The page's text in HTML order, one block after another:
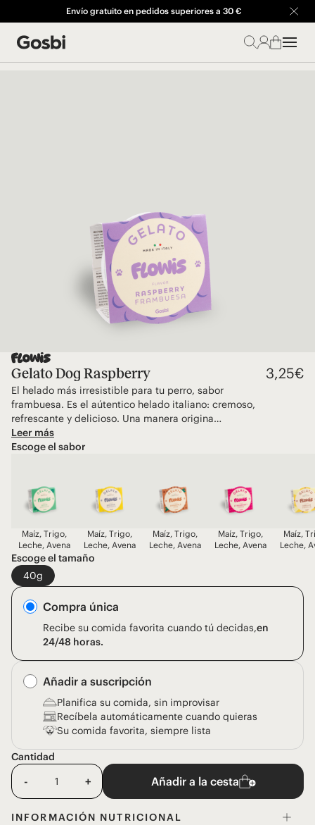
Envío gratuito en pedidos superiores a 30 €
Gelato Dog Raspberry 3,25€
El helado más irresistible para tu perro, sabor
frambuesa. Es el aútentico helado italiano: cremoso,
refrescante y delicioso. Una manera origina…
Leer más
Escoge el sabor
Maíz, Trigo,
Leche, Avena
Maíz, Trigo,
Leche, Avena
Maíz, Trigo,
Leche, Avena
Maíz, Trigo,
Leche, Avena
Maíz,
Leche,
Escoge el tamaño
40g
Compra única
Recibe su comida favorita cuando tú decidas,en
24/48 horas.
Añadir a suscripción
Planifica su comida, sin improvisar
Recíbela automáticamente cuando quieras
Su comida favorita, siempre lista
Cantidad
- + Añadir a la cesta
INFORMACIÓN NUTRICIONAL